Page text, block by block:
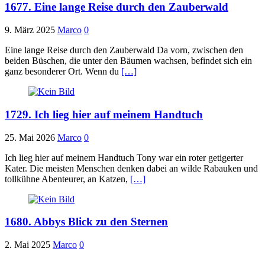
1677. Eine lange Reise durch den Zauberwald
9. März 2025 Marco 0
Eine lange Reise durch den Zauberwald Da vorn, zwischen den
beiden Büschen, die unter den Bäumen wachsen, befindet sich ein
ganz besonderer Ort. Wenn du […]
1729. Ich lieg hier auf meinem Handtuch
25. Mai 2026 Marco 0
Ich lieg hier auf meinem Handtuch Tony war ein roter getigerter
Kater. Die meisten Menschen denken dabei an wilde Rabauken und
tollkühne Abenteurer, an Katzen, […]
1680. Abbys Blick zu den Sternen
2. Mai 2025 Marco 0